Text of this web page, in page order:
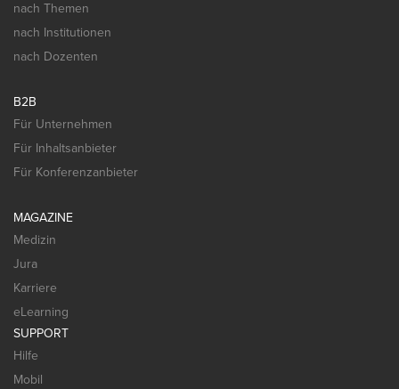
nach Themen
nach Institutionen
nach Dozenten
B2B
Für Unternehmen
Für Inhaltsanbieter
Für Konferenzanbieter
MAGAZINE
Medizin
Jura
Karriere
eLearning
SUPPORT
Hilfe
Mobil